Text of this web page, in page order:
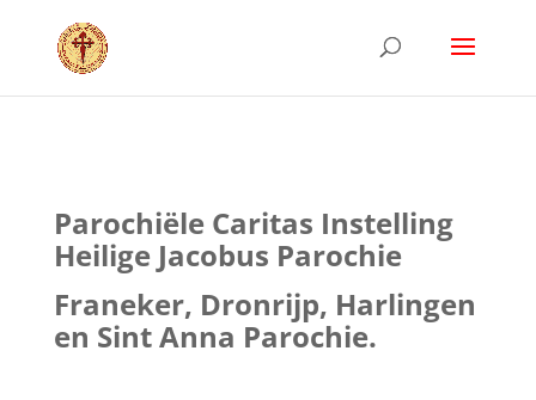
Parochiële Caritas Instelling
Heilige Jacobus Parochie
Franeker, Dronrijp, Harlingen
en Sint Anna Parochie.